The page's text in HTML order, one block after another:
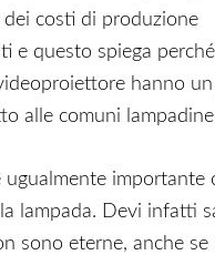
dei costi di produzione
e questo spiega
hanno
alle comuni
ugualmente importante
lampada. Devi infatti
sono eterne, anche se